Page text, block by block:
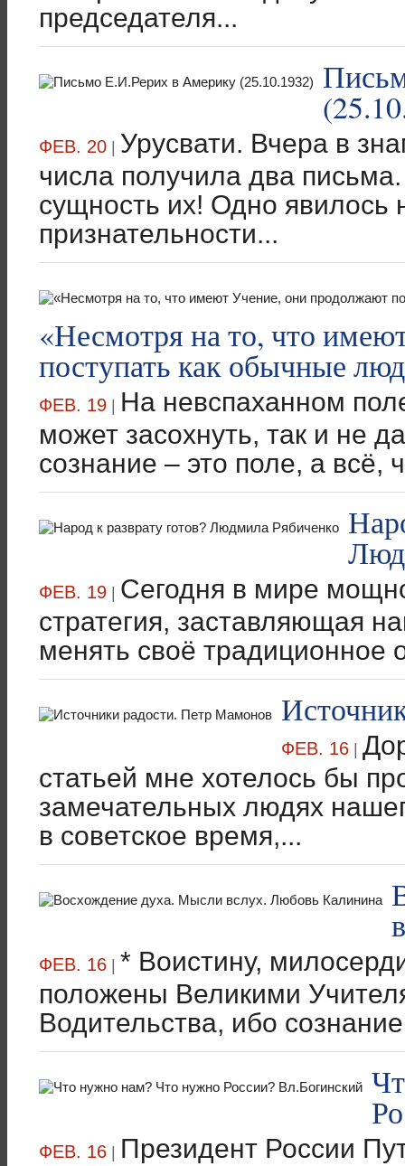
председателя...
ФЕВ. 20 | Урусвати. Вчера в
числа получила два
сущность их! Одно явилось
признательности...
«Несмотря на то, что
поступать как обычные
ФЕВ. 19 | На невспаханном
может засохнуть, так и не
сознание – это поле, а всё,
ФЕВ. 19 | Сегодня в мире
стратегия, заставляющая
менять своё традиционное
ФЕВ. 16 |
статьей мне хотелось бы
замечательных людях
в советское время,...
ФЕВ. 16 | * Воистину,
положены Великими
Водительства, ибо
ФЕВ. 16 | Президент России